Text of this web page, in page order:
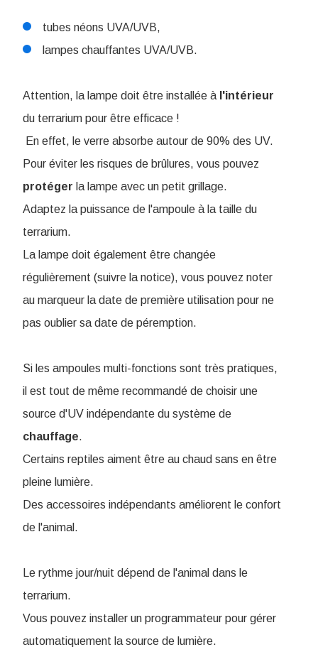
tubes néons UVA/UVB,
lampes chauffantes UVA/UVB.
Attention, la lampe doit être installée à l'intérieur
du terrarium pour être efficace !
En effet, le verre absorbe autour de 90% des UV.
Pour éviter les risques de brûlures, vous pouvez
protéger la lampe avec un petit grillage.
Adaptez la puissance de l'ampoule à la taille du
terrarium.
La lampe doit également être changée
régulièrement (suivre la notice), vous pouvez noter
au marqueur la date de première utilisation pour ne
pas oublier sa date de péremption.
Si les ampoules multi-fonctions sont très pratiques,
il est tout de même recommandé de choisir une
source d'UV indépendante du système de
chauffage.
Certains reptiles aiment être au chaud sans en être
pleine lumière.
Des accessoires indépendants améliorent le confort
de l'animal.
Le rythme jour/nuit dépend de l'animal dans le
terrarium.
Vous pouvez installer un programmateur pour gérer
automatiquement la source de lumière.